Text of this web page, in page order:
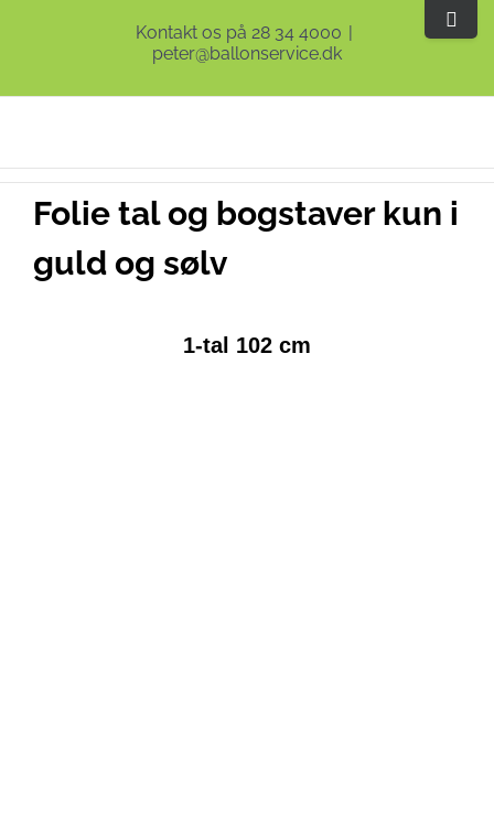
Kontakt os på 28 34 4000 |
peter@ballonservice.dk
Folie tal og bogstaver kun i
guld og sølv
1-tal 102 cm
Toggle
Sliding
Area